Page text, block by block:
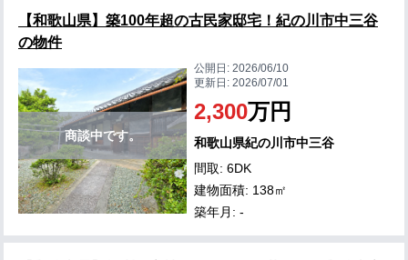
【和歌山県】築100年超の古民家邸宅！紀の川市中三谷
の物件
商談中です。
公開日:2026/06/10
更新日:2026/07/01
2,300万円
和歌山県紀の川市中三谷
間取: 6DK
建物面積: 138㎡
築年月: -